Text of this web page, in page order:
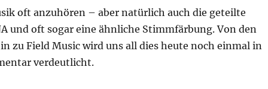
oft anzuhören – aber natürlich auch die geteilte
und oft sogar eine ähnliche Stimmfärbung. Von den
zu Field Music wird uns all dies heute noch einmal in
verdeutlicht.